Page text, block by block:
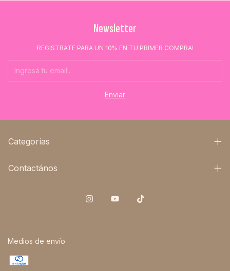
Newsletter
REGISTRATE PARA UN 10% EN TU PRIMER COMPRA!
Categorías
Contactános
Medios de envío